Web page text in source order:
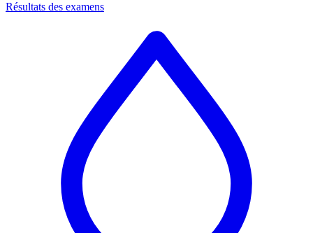
Résultats des examens